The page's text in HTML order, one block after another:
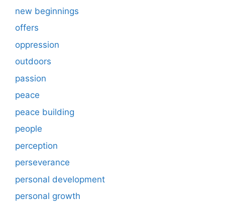
new beginnings
offers
oppression
outdoors
passion
peace
peace building
people
perception
perseverance
personal development
personal growth